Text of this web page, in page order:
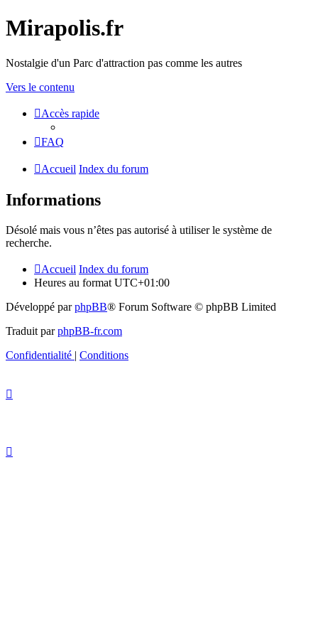
Mirapolis.fr
Nostalgie d'un Parc d'attraction pas comme les autres
Vers le contenu
Accès rapide
FAQ
Accueil Index du forum
Informations
Désolé mais vous n’êtes pas autorisé à utiliser le système de
recherche.
Accueil Index du forum
Heures au format UTC+01:00
Développé parphpBB® Forum Software © phpBB Limited
Traduit parphpBB-fr.com
Confidentialité | Conditions